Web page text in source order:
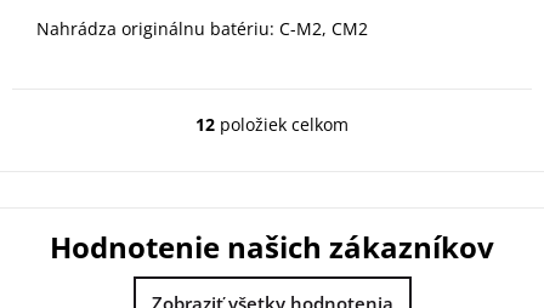
Nahrádza originálnu batériu: C-M2, CM2
O
a
c
i
12 položiek celkom
Hodnotenie našich zákazníkov
Zobraziť všetky hodnotenia